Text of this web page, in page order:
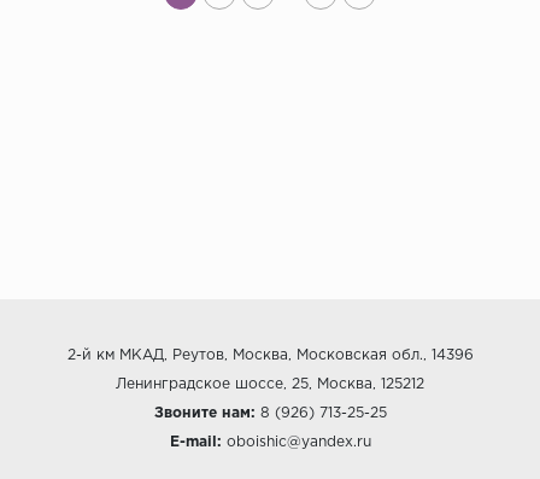
2-й км МКАД, Реутов, Москва, Московская обл., 14396
Ленинградское шоссе, 25, Москва, 125212
Звоните нам: 8 (926) 713-25-25
E-mail: oboishic@yandex.ru